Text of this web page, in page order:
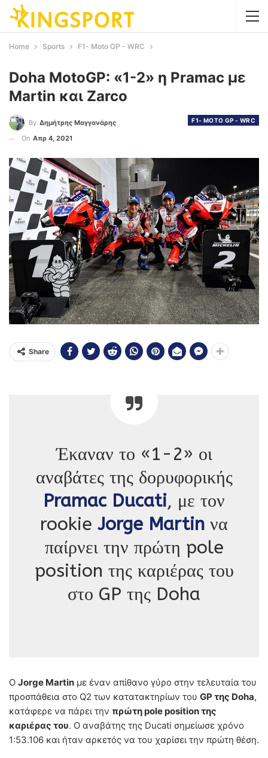
Home Sports F1- Moto GP - WRC
Doha MotoGP: «1-2» η Pramac με
Martin και Zarco
F1- MOTO GP - WRC
By Δημήτρης Μαγγανάρης
On Απρ 4, 2021
Share
Έκαναν το «1-2» οι
αναβάτες της δορυφορικής
Pramac Ducati, με τον
rookie Jorge Martin να
παίρνει την πρώτη pole
position της καριέρας του
στο GP της Doha
Ο Jorge Martin με έναν απίθανο γύρο στην τελευταία του
προσπάθεια στο Q2 των κατατακτηρίων του GP της Doha,
κατάφερε να πάρει την πρώτη pole position της
καριέρας του. Ο αναβάτης της Ducati σημείωσε χρόνο
1:53.106 και ήταν αρκετός να του χαρίσει την πρώτη θέση.